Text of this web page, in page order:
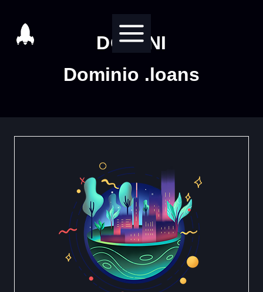
contenuto
DOMINI
Dominio .loans